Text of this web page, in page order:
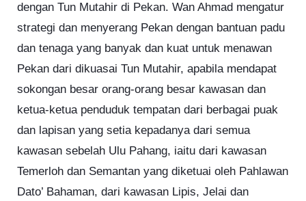
dengan Tun Mutahir di Pekan. Wan Ahmad mengatur
strategi dan menyerang Pekan dengan bantuan padu
dan tenaga yang banyak dan kuat untuk menawan
Pekan dari dikuasai Tun Mutahir, apabila mendapat
sokongan besar orang-orang besar kawasan dan
ketua-ketua penduduk tempatan dari berbagai puak
dan lapisan yang setia kepadanya dari semua
kawasan sebelah Ulu Pahang, iaitu dari kawasan
Temerloh dan Semantan yang diketuai oleh Pahlawan
Dato’ Bahaman, dari kawasan Lipis, Jelai dan